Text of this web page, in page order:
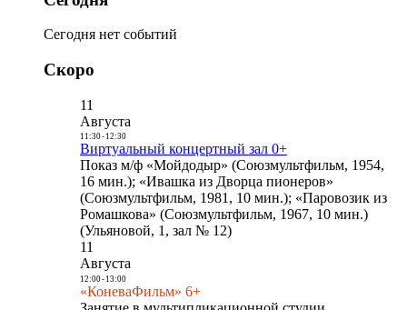
Сегодня нет событий
Скоро
11
Августа
11:30- 12:30
Виртуальный концертный зал 0+
Показ м/ф «Мойдодыр» (Союзмультфильм, 1954,
16 мин.); «Ивашка из Дворца пионеров»
(Союзмультфильм, 1981, 10 мин.); «Паровозик из
Ромашкова» (Союзмультфильм, 1967, 10 мин.)
(Ульяновой, 1, зал № 12)
11
Августа
12:00- 13:00
«КоневаФильм» 6+